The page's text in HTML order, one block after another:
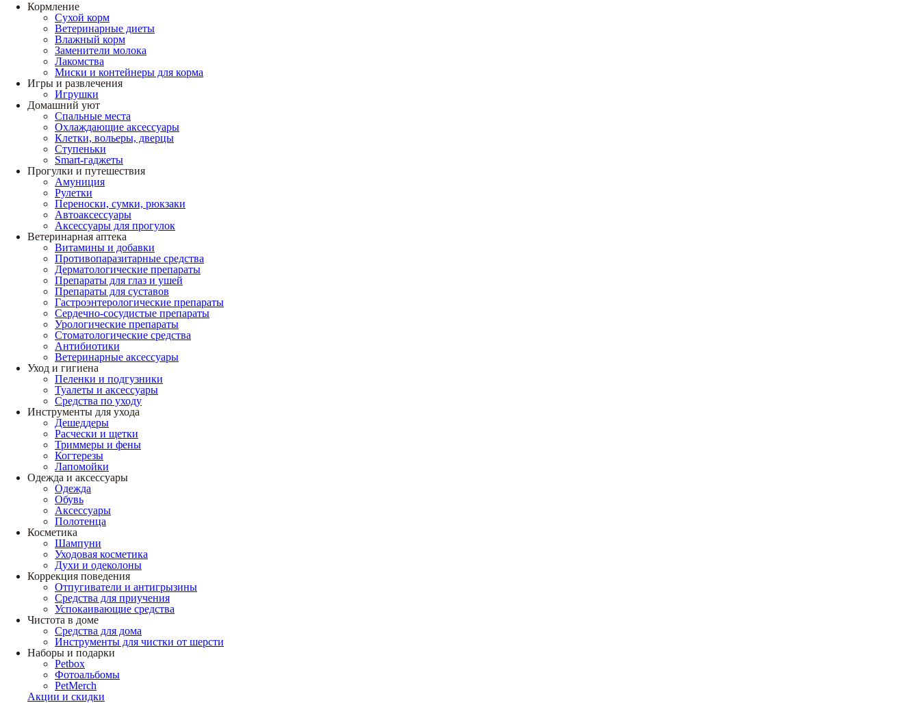
Кормление
Сухой корм
Ветеринарные диеты
Влажный корм
Заменители молока
Лакомства
Миски и контейнеры для корма
Игры и развлечения
Игрушки
Домашний уют
Спальные места
Охлаждающие аксессуары
Клетки, вольеры, дверцы
Ступеньки
Smart-гаджеты
Прогулки и путешествия
Амуниция
Рулетки
Переноски, сумки, рюкзаки
Автоаксессуары
Аксессуары для прогулок
Ветеринарная аптека
Витамины и добавки
Противопаразитарные средства
Дерматологические препараты
Препараты для глаз и ушей
Препараты для суставов
Гастроэнтерологические препараты
Сердечно-сосудистые препараты
Урологические препараты
Стоматологические средства
Антибиотики
Ветеринарные аксессуары
Уход и гигиена
Пеленки и подгузники
Туалеты и аксессуары
Средства по уходу
Инструменты для ухода
Дешеддеры
Расчески и щетки
Триммеры и фены
Когтерезы
Лапомойки
Одежда и аксессуары
Одежда
Обувь
Аксессуары
Полотенца
Косметика
Шампуни
Уходовая косметика
Духи и одеколоны
Коррекция поведения
Отпугиватели и антигрызины
Средства для приучения
Успокаивающие средства
Чистота в доме
Средства для дома
Инструменты для чистки от шерсти
Наборы и подарки
Petbox
Фотоальбомы
PetMerch
Акции и скидки